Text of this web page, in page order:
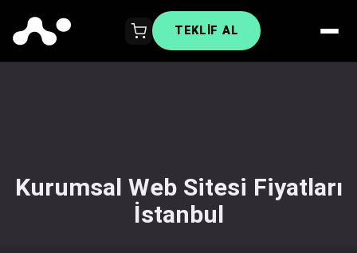
TEKLIF AL
Kurumsal Web Sitesi Fiyatları
İstanbul